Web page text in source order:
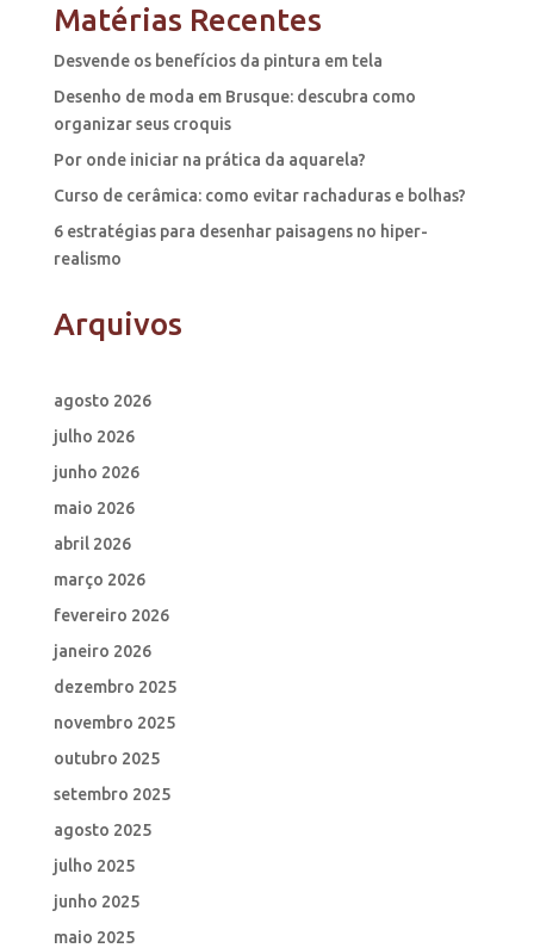
Matérias Recentes
Desvende os benefícios da pintura em tela
Desenho de moda em Brusque: descubra como
organizar seus croquis
Por onde iniciar na prática da aquarela?
Curso de cerâmica: como evitar rachaduras e bolhas?
6 estratégias para desenhar paisagens no hiper-
realismo
Arquivos
agosto 2026
julho 2026
junho 2026
maio 2026
abril 2026
março 2026
fevereiro 2026
janeiro 2026
dezembro 2025
novembro 2025
outubro 2025
setembro 2025
agosto 2025
julho 2025
junho 2025
maio 2025